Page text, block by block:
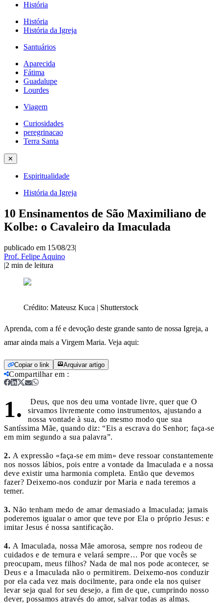
História
História
História da Igreja
Santuários
Aparecida
Fátima
Guadalupe
Lourdes
Viagem
Curiosidades
peregrinacao
Terra Santa
✕
Espiritualidade
História da Igreja
10 Ensinamentos de São Maximiliano de
Kolbe: o Cavaleiro da Imaculada
publicado em 15/08/23|
Prof. Felipe Aquino
|2 min de leitura
Crédito: Mateusz Kuca | Shutterstock
Aprenda, com a fé e devoção deste grande santo de nossa Igreja, a
amar ainda mais a Virgem Maria. Veja aqui:
Copiar o link Arquivar artigo
Compartilhar em :
1.
Deus, que nos deu uma vontade livre, quer que O
sirvamos livremente como instrumentos, ajustando a
nossa vontade à sua, do mesmo modo que sua
Santíssima Mãe, quando diz: “Eis a escrava do Senhor; faça-se
em mim segundo a sua palavra”.
2. A expressão «faça-se em mim» deve ressoar constantemente
nos nossos lábios, pois entre a vontade da Imaculada e a nossa
deve existir uma harmonia completa. Então que devemos
fazer? Deixemo-nos conduzir por Maria e nada teremos a
temer.
3. Não tenham medo de amar demasiado a Imaculada; jamais
poderemos igualar o amor que teve por Ela o próprio Jesus: e
imitar Jesus é nossa santificação.
4. A Imaculada, nossa Mãe amorosa, sempre nos rodeou de
cuidados e de ternura e velará sempre… Por que vocês se
preocupam, meus filhos? Nada de mal nos pode acontecer, se
Deus e a Imaculada não o permitirem. Deixemo-nos conduzir
por ela cada vez mais docilmente, para onde ela nos quiser
levar seja qual for seu desejo, a fim de que, cumprindo nosso
dever, possamos através do amor, salvar todas as almas.